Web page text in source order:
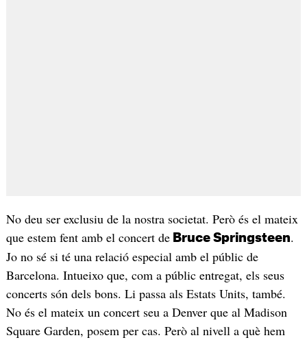
No deu ser exclusiu de la nostra societat. Però és el mateix
que estem fent amb el concert deBruce Springsteen.
Jo no sé si té una relació especial amb el públic de
Barcelona. Intueixo que, com a públic entregat, els seus
concerts són dels bons. Li passa als Estats Units, també.
No és el mateix un concert seu a Denver que al Madison
Square Garden, posem per cas. Però al nivell a què hem